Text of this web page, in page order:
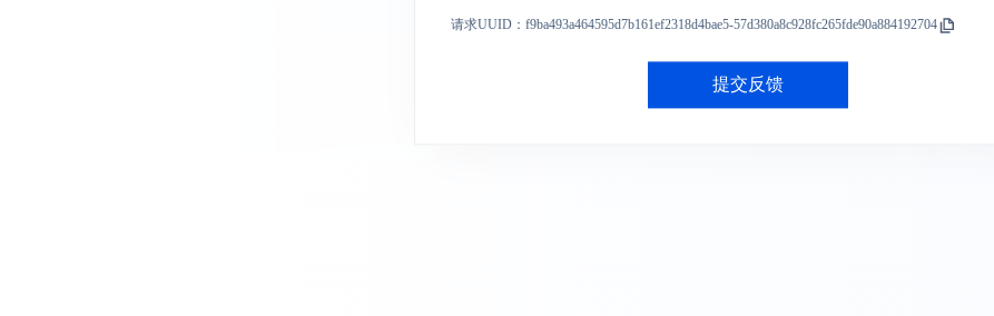
请求UUID： f9ba493a464595d7b161ef2318d4bae5-57d380a8c928fc265fde90a884192704
提交反馈